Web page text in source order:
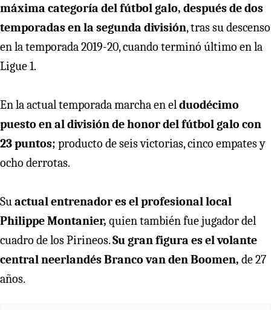
máxima categoría del fútbol galo, después de dos
temporadas en la segunda división, tras su descenso
en la temporada 2019-20, cuando terminó último en la
Ligue 1.
En la actual temporada marcha en elduodécimo
puesto en al división de honor del fútbol galo con
23 puntos; producto de seis victorias, cinco empates y
ocho derrotas.
Suactual entrenador es el profesional local
PhilippeMontanier, quien también fue jugador del
cuadro de los Pirineos.Su gran figura es el volante
central neerlandés Branco van den Boomen, de 27
años.